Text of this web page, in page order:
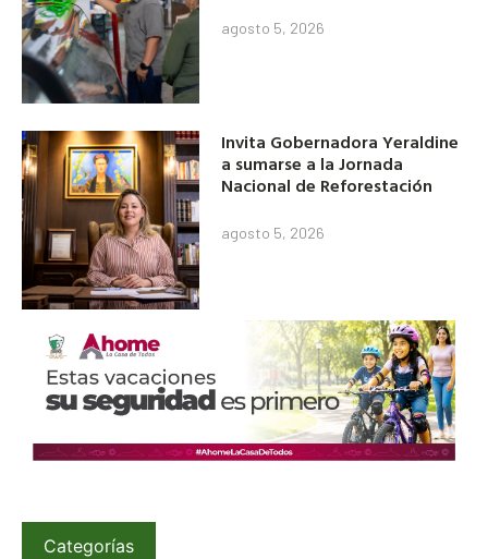
agosto 5, 2026
Invita Gobernadora Yeraldine
a sumarse a la Jornada
Nacional de Reforestación
agosto 5, 2026
Categorías